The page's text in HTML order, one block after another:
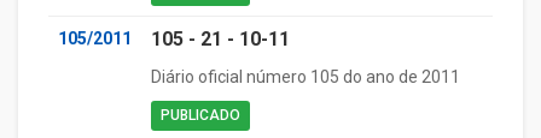
105/2011 105 - 21 - 10-11
Diário oficial número 105 do ano de 2011
PUBLICADO